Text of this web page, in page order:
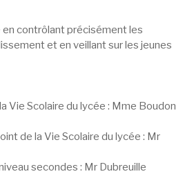
contrôlant précisément les
et en veillant sur les jeunes
Vie Scolaire du lycée : Mme Boudon
de la Vie Scolaire du lycée : Mr
secondes : Mr Dubreuille